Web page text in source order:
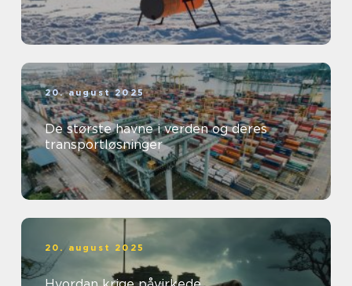
20. august 2025
De største havne i verden og deres
transportløsninger
20. august 2025